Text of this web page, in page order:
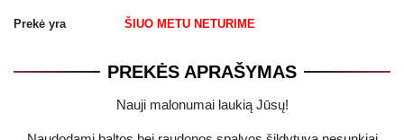
Prekė yra ŠIUO METU NETURIME
PREKĖS APRAŠYMAS
Nauji malonumai laukią Jūsų!